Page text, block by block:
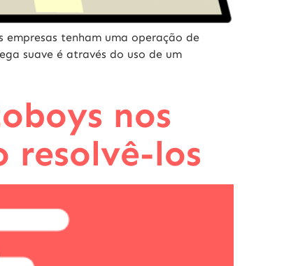
tenham uma operação de
suave é através do uso de um
nos
resolvê-los